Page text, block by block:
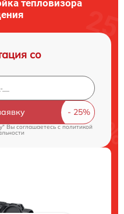
тепловизора
со
Вы соглашаетесь c политикой